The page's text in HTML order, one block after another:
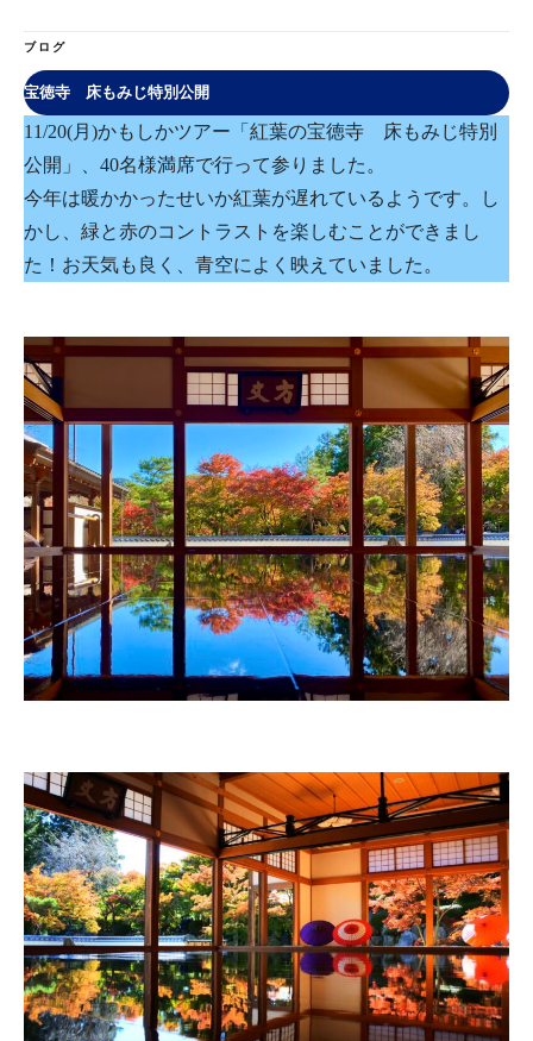
ブログ
宝徳寺 床もみじ特別公開
11/20(月)かもしかツアー「紅葉の宝徳寺 床もみじ特別
公開」、40名様満席で行って参りました。
今年は暖かかったせいか紅葉が遅れているようです。し
かし、緑と赤のコントラストを楽しむことができまし
た！お天気も良く、青空によく映えていました。